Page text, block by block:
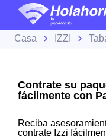
Casa IZZI
Contrate su
fácilmente con
Reciba
contrate Izzi